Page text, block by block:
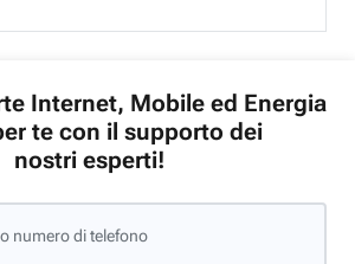
Internet, Mobile ed Energia
te con il supporto dei
nostri esperti!
numero di telefono